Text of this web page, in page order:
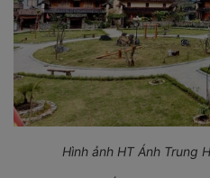
Hình ảnh HT Ánh Trung